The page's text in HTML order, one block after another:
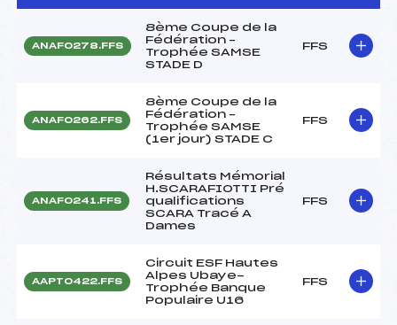
ANAF0278.FFS
8ème Coupe de la
Fédération –
Trophée SAMSE
STADE D
FFS
ANAF0262.FFS
8ème Coupe de la
Fédération –
Trophée SAMSE
(1er jour) STADE C
FFS
ANAF0241.FFS
Résultats Mémorial
H.SCARAFIOTTI Pré
qualifications
SCARA Tracé A
Dames
FFS
AAPT0422.FFS
Circuit ESF Hautes
Alpes Ubaye-
Trophée Banque
Populaire U16
FFS